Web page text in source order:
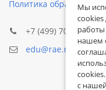
Политика обработки
+7 (499) 705-72-30
edu@rae.ru
Мы
работы
нашем
с